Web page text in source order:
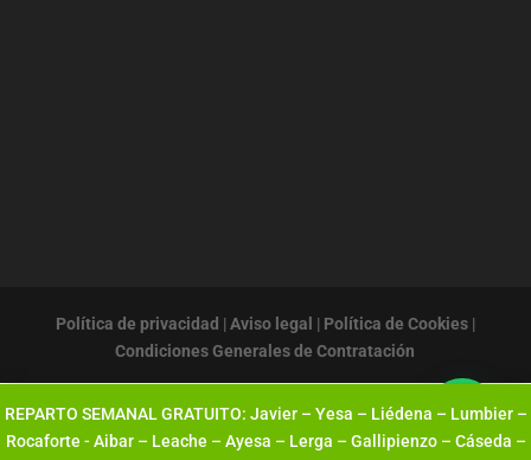
REPARTO SEMANAL GRATUITO: Javier – Yesa – Liédena – Lumbier –
Rocaforte - Aibar – Leache – Ayesa – Lerga – Gallipienzo – Cáseda –
Política de privacidad | Aviso legal | Política de Cookies|
Condiciones Generales de Contratación